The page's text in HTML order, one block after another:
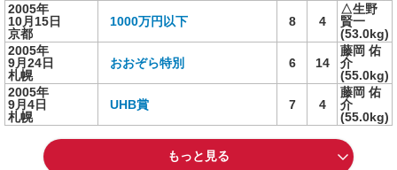
2005年
10月15日
京都
1000万円以下 8 4
△生野
賢一
(53.0kg)
2005年
9月24日
札幌
おおぞら特別 6 14
藤岡 佑
介
(55.0kg)
2005年
9月4日
札幌
UHB賞 7 4
藤岡 佑
介
(55.0kg)
もっと見る